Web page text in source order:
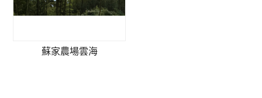
蘇家農場雲海